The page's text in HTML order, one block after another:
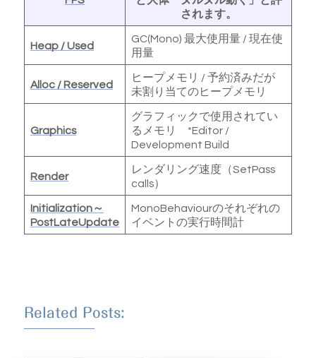
されます。
Heap / Used
GC(Mono) 最大使用量 / 現在使
用量
Alloc / Reserved
ヒープメモリ / 予約済みだが
未割り当てのヒープメモリ
Graphics
グラフィックで使用されてい
るメモリ *Editor /
Development Build
Render
レンダリング速度（SetPass
calls）
Initialization～
PostLateUpdate
MonoBehaviourのそれぞれの
イベントの実行時間計
Related Posts: